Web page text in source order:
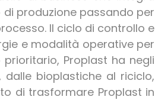
produzione passando per
Il ciclo di controllo e
e modalità operative per
prioritario, Proplast ha negli
bioplastiche al riciclo,
di trasformare Proplast in